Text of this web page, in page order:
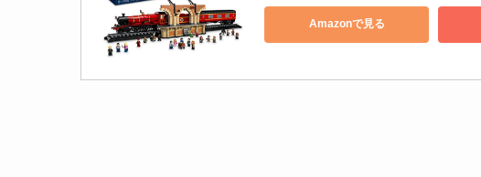
Amazonで見る